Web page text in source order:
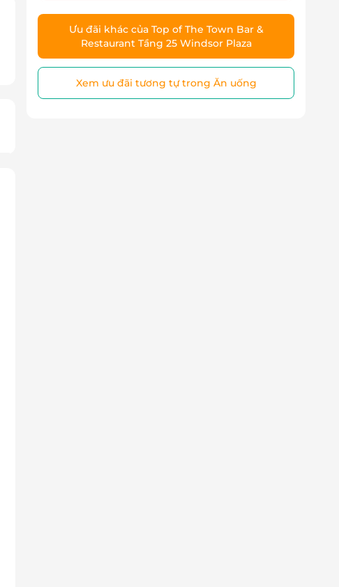
Ưu đãi khác của Top of The Town Bar &
Restaurant Tầng 25 Windsor Plaza
Xem ưu đãi tương tự trong Ăn uống